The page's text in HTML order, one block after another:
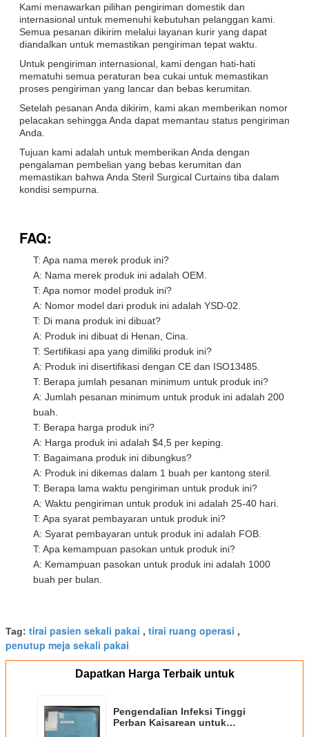
Kami menawarkan pilihan pengiriman domestik dan
internasional untuk memenuhi kebutuhan pelanggan kami.
Semua pesanan dikirim melalui layanan kurir yang dapat
diandalkan untuk memastikan pengiriman tepat waktu.
Untuk pengiriman internasional, kami dengan hati-hati
mematuhi semua peraturan bea cukai untuk memastikan
proses pengiriman yang lancar dan bebas kerumitan.
Setelah pesanan Anda dikirim, kami akan memberikan nomor
pelacakan sehingga Anda dapat memantau status pengiriman
Anda.
Tujuan kami adalah untuk memberikan Anda dengan
pengalaman pembelian yang bebas kerumitan dan
memastikan bahwa Anda Steril Surgical Curtains tiba dalam
kondisi sempurna.
FAQ:
T: Apa nama merek produk ini?
A: Nama merek produk ini adalah OEM.
T: Apa nomor model produk ini?
A: Nomor model dari produk ini adalah YSD-02.
T: Di mana produk ini dibuat?
A: Produk ini dibuat di Henan, Cina.
T: Sertifikasi apa yang dimiliki produk ini?
A: Produk ini disertifikasi dengan CE dan ISO13485.
T: Berapa jumlah pesanan minimum untuk produk ini?
A: Jumlah pesanan minimum untuk produk ini adalah 200
buah.
T: Berapa harga produk ini?
A: Harga produk ini adalah $4,5 per keping.
T: Bagaimana produk ini dibungkus?
A: Produk ini dikemas dalam 1 buah per kantong steril.
T: Berapa lama waktu pengiriman untuk produk ini?
A: Waktu pengiriman untuk produk ini adalah 25-40 hari.
T: Apa syarat pembayaran untuk produk ini?
A: Syarat pembayaran untuk produk ini adalah FOB.
T: Apa kemampuan pasokan untuk produk ini?
A: Kemampuan pasokan untuk produk ini adalah 1000
buah per bulan.
Tag: tirai pasien sekali pakai , tirai ruang operasi ,
penutup meja sekali pakai
Dapatkan Harga Terbaik untuk
Pengendalian Infeksi Tinggi
Perban Kaisarean untuk